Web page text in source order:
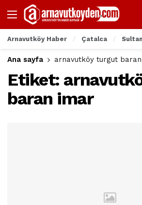
Arnavutköy Haber Çatalca
Ana sayfa arnavutköy turgut
Etiket:
baran imar